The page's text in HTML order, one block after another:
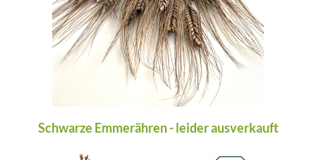
Schwarze Emmerähren - leider ausverkauft